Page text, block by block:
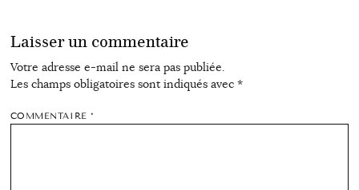
Laisser un commentaire
Votre adresse e-mail ne sera pas publiée.
Les champs obligatoires sont indiqués avec *
COMMENTAIRE*